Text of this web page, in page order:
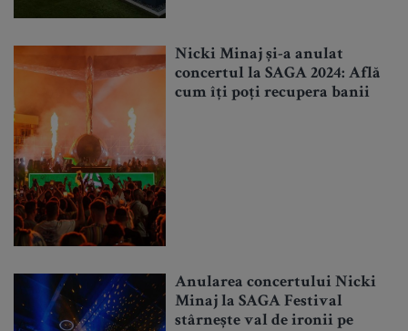
Nicki Minaj și-a anulat
concertul la SAGA 2024: Află
cum îți poți recupera banii
Anularea concertului Nicki
Minaj la SAGA Festival
stârnește val de ironii pe